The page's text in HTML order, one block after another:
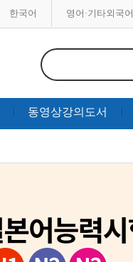
한국어 영어·기타외국어
동영상강의도서